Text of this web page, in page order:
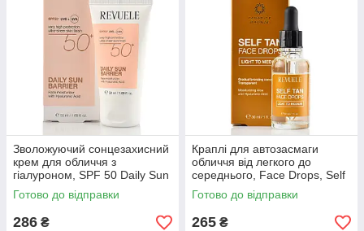
Зволожуючий сонцезахисний
крем для обличчя з
гіалуроном, SPF 50 Daily Sun
Barrier, Revuele, 50 мл
Готово до відправки
286 ₴
Краплі для автозасмаги
обличчя від легкого до
середнього, Face Drops, Self
Tan, Light to medium,
Revuele, 30 ml
Готово до відправки
265 ₴